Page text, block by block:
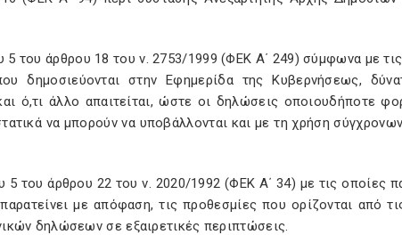
5 του άρθρου 18 του ν. 2753/1999 (ΦΕΚ Α΄ 249) σύμφωνα με
δημοσιεύονται στην Εφημερίδα της Κυβερνήσεως,
ό,τι άλλο απαιτείται, ώστε οι δηλώσεις οποιουδήποτε
να μπορούν να υποβάλλονται και με τη χρήση
5 του άρθρου 22 του ν. 2020/1992 (ΦΕΚ Α΄ 34) με τις οποίες
με απόφαση, τις προθεσμίες που ορίζονται από
δηλώσεων σε εξαιρετικές περιπτώσεις.